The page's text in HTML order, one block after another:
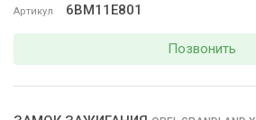
Артикул 6BM11E801
Позвонить